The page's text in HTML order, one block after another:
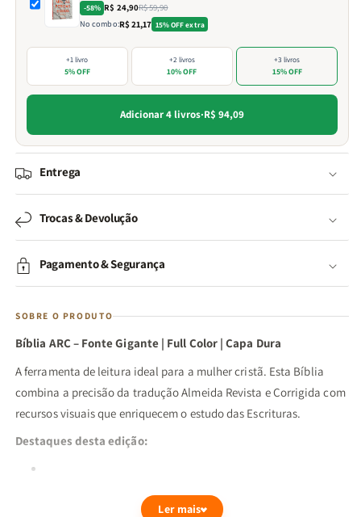
-58% R$ 24,90R$ 59,90
No combo:R$ 21,17 15% OFF extra
+1 livro
5% OFF
+2 livros
10% OFF
+3 livros
15% OFF
Adicionar 4 livros·R$ 94,09
Entrega
Trocas & Devolução
Pagamento & Segurança
SOBRE O PRODUTO
Bíblia ARC – Fonte Gigante | Full Color | Capa Dura
A ferramenta de leitura ideal para a mulher cristã. Esta Bíblia
combina a precisão da tradução Almeida Revista e Corrigida com
recursos visuais que enriquecem o estudo das Escrituras.
Destaques desta edição:
Tecnologia Full Color:Páginas internas coloridas que tornam
Ler mais